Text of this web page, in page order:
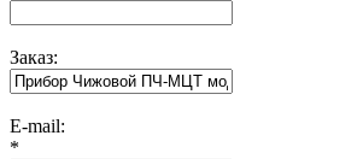
Заказ:
E-mail:
*